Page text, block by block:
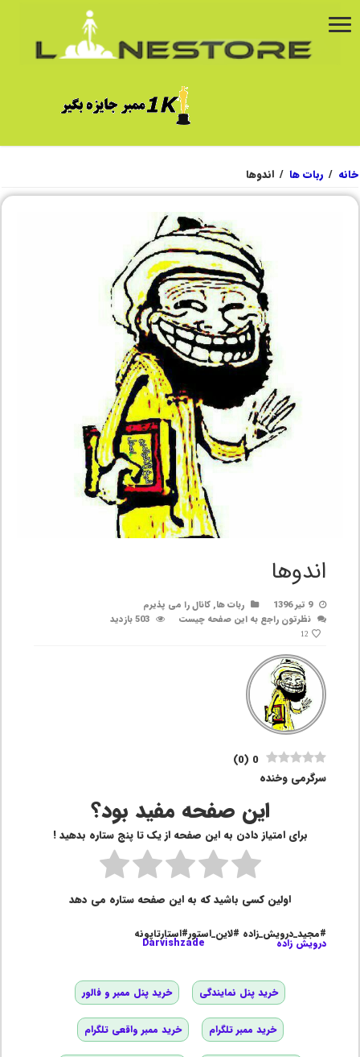
خانه / ربات ها / اندوها
اندوها
9 تیر 1396 ربات ها,کانال را می پذیرم
نظرتون راجع به این صفحه چیست
503 بازدید
12
0
(
0
)
سرگرمی وخنده
این صفحه مفید بود؟
برای امتیاز دادن به این صفحه از یک تا پنج ستاره بدهید !
اولین کسی باشید که به این صفحه ستاره می دهد
#مجید_درویش_زاده #لاین_استور#استارتاپونه
درویش زاده Darvishzade
خرید پنل نمایندگی خرید پنل ممبر و فالور
خرید ممبر تلگرام خرید ممبر واقعی تلگرام